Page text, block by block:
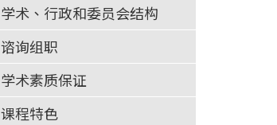
学术、行政和委员会结构
谘询组职
学术素质保证
课程特色